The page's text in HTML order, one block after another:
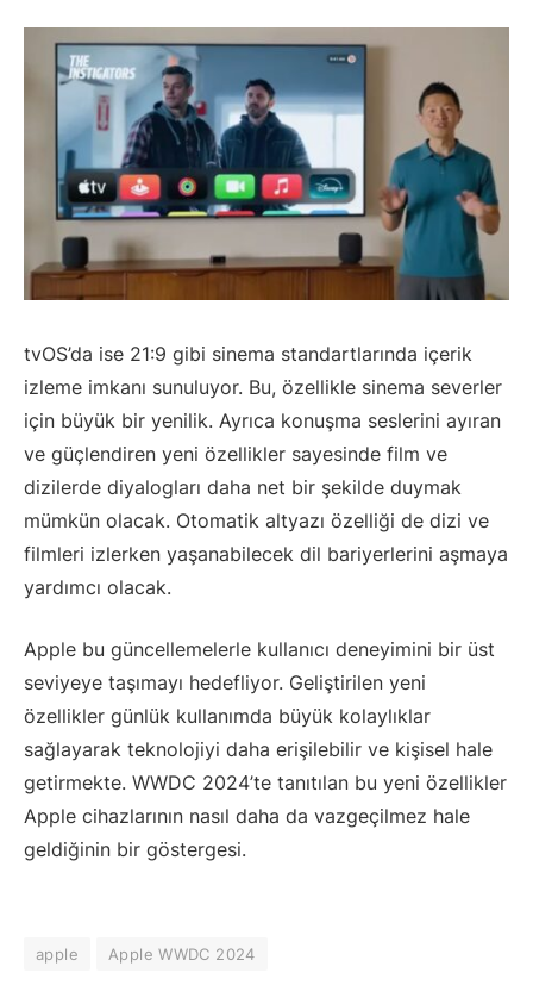
tvOS’da ise 21:9 gibi sinema standartlarında içerik
izleme imkanı sunuluyor. Bu, özellikle sinema severler
için büyük bir yenilik. Ayrıca konuşma seslerini ayıran
ve güçlendiren yeni özellikler sayesinde film ve
dizilerde diyalogları daha net bir şekilde duymak
mümkün olacak. Otomatik altyazı özelliği de dizi ve
filmleri izlerken yaşanabilecek dil bariyerlerini aşmaya
yardımcı olacak.
Apple bu güncellemelerle kullanıcı deneyimini bir üst
seviyeye taşımayı hedefliyor. Geliştirilen yeni
özellikler günlük kullanımda büyük kolaylıklar
sağlayarak teknolojiyi daha erişilebilir ve kişisel hale
getirmekte. WWDC 2024’te tanıtılan bu yeni özellikler
Apple cihazlarının nasıl daha da vazgeçilmez hale
geldiğinin bir göstergesi.
apple Apple WWDC 2024